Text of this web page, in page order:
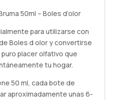
50ml – Boles d’olor
para utilizarse con
Boles d olor y convertirse
placer olfativo que
tu hogar.
50 ml, cada bote de
aproximadamente unas 6-